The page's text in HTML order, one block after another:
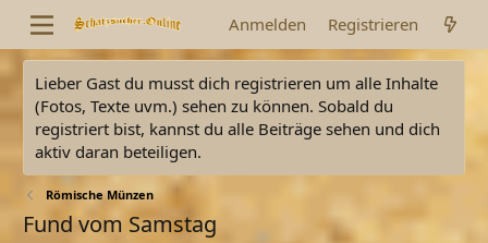
Anmelden Registrieren
Lieber Gast du musst dich registrieren um alle Inhalte
(Fotos, Texte uvm.) sehen zu können. Sobald du
registriert bist, kannst du alle Beiträge sehen und dich
aktiv daran beteiligen.
Römische Münzen
Fund vom Samstag